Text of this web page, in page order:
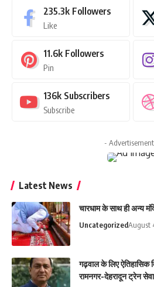
235.3k Followers
Like
11.6k Followers
Pin
136k Subscribers
Subscribe
-
Latest News
चारधाम के साथ ही अन्य
UncategorizedAugust
गढ़वाल के लिए
रामनगर-देहरादून ट्रेन